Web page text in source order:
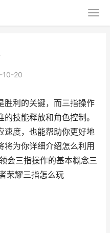
10-20
胜利的关键，而三指操作
技能释放和角色控制。
速度，也能帮助你更好地
将为你详细介绍怎么利用
会三指操作的基本概念三
荣耀三指怎么玩